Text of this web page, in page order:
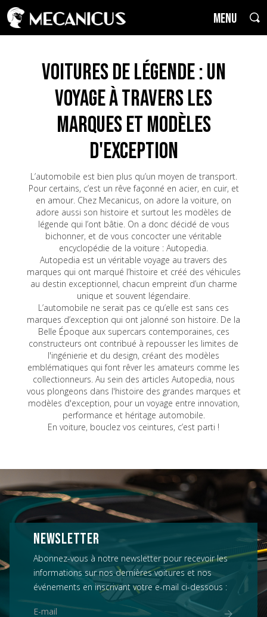
MENU
Voitures de Légende : un
voyage à travers les
marques et modèles
d'exception
L’automobile est bien plus qu’un moyen de transport.
Pour certains, c’est un rêve façonné en acier, en cuir, et
en amour. Chez Mecanicus, on adore la voiture, on
adore aussi son histoire et surtout les modèles de
légende qui l’ont bâtie. On a donc décidé de vous
bichonner, et de vous concocter une véritable
encyclopédie de la voiture : Autopedia.
Autopedia est un véritable voyage au travers des
marques qui ont marqué l’histoire et créé des véhicules
au destin exceptionnel, chacun empreint d’un charme
unique et souvent légendaire.
L’automobile ne serait pas ce qu’elle est sans ces
marques d’exception qui ont jalonné son histoire. De la
Belle Époque aux supercars contemporaines, ces
constructeurs ont contribué à repousser les limites de
l'ingénierie et du design, créant des modèles
emblématiques qui font rêver les amateurs comme les
collectionneurs. Au sein des articles Autopedia, nous
vous plongeons dans l'histoire des grandes marques et
modèles d'exception, pour un voyage entre innovation,
performance et héritage automobile.
En voiture, bouclez vos ceintures, c’est parti !
NEWSLETTER
Abonnez-vous à notre newsletter pour recevoir les
informations sur nos dernières voitures et nos
événements en inscrivant votre e-mail ci-dessous :